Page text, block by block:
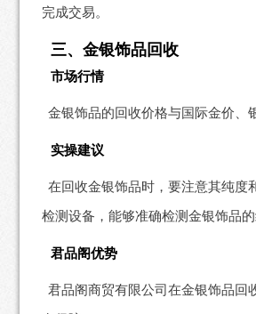
完成交易。
三、金银饰品回收
市场行情
金银饰品的回收价格与国际金价、
实操建议
在回收金银饰品时，要注意其纯度
检测设备，能够准确检测金银饰品的
君品阁优势
君品阁商贸有限公司在金银饰品回